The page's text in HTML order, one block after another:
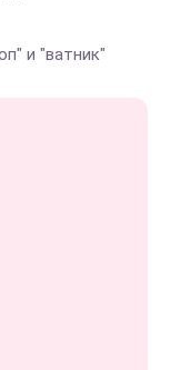
и "ватник"